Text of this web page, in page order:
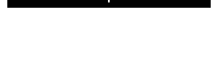
Play